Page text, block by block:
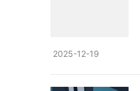
2025-12-19